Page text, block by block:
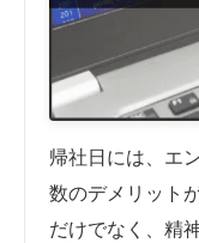
帰社日には、エ
数のデメリット
だけでなく、精